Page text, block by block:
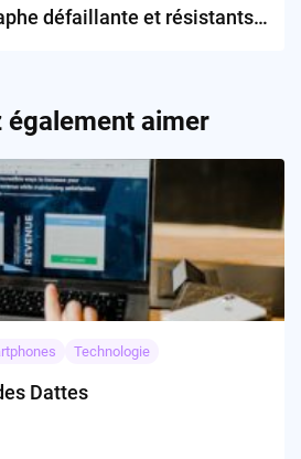
défaillante et résistants
également aimer
Technologie
Dattes